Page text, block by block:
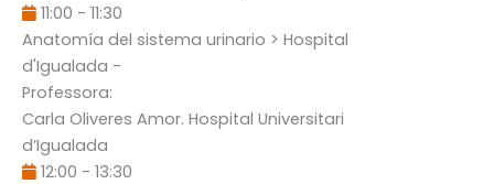
11:00 - 11:30
Anatomía del sistema urinario > Hospital
d'Igualada -
Professora:
Carla Oliveres Amor. Hospital Universitari
d’Igualada
12:00 - 13:30